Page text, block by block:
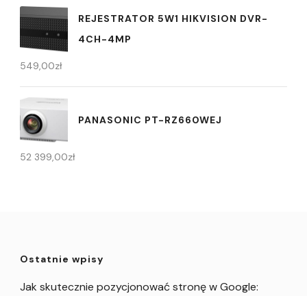
REJESTRATOR 5W1 HIKVISION DVR-
4CH-4MP
549,00zł
PANASONIC PT-RZ660WEJ
52 399,00zł
Ostatnie wpisy
Jak skutecznie pozycjonować stronę w Google: